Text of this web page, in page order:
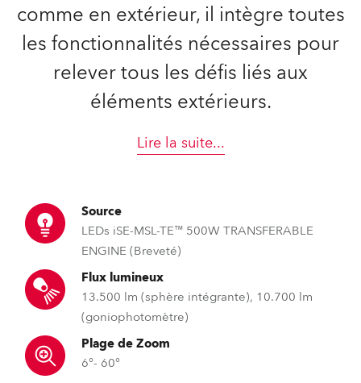
comme en extérieur, il intègre toutes
les fonctionnalités nécessaires pour
relever tous les défis liés aux
éléments extérieurs.
Lire la suite...
Source
LEDs iSE-MSL-TE™ 500W TRANSFERABLE
ENGINE (Breveté)
Flux lumineux
13.500 lm (sphère intégrante), 10.700 lm
(goniophotomètre)
Plage de Zoom
6°- 60°